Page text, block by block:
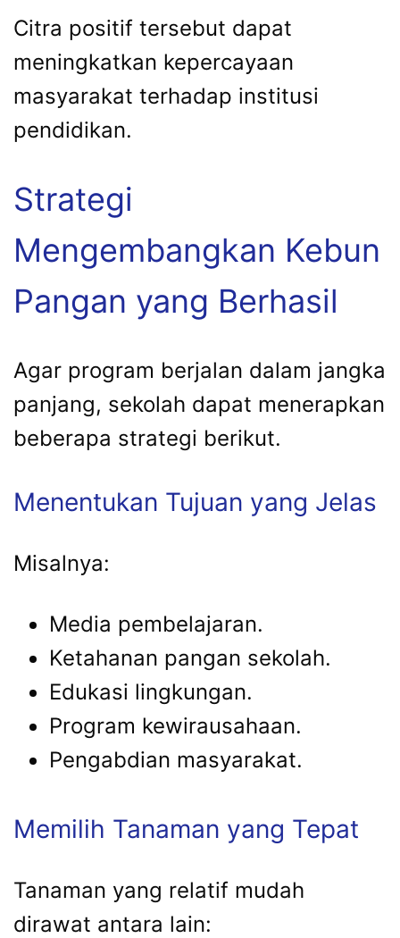
Citra positif tersebut dapat
meningkatkan kepercayaan
masyarakat terhadap institusi
pendidikan.
Strategi
Mengembangkan Kebun
Pangan yang Berhasil
Agar program berjalan dalam jangka
panjang, sekolah dapat menerapkan
beberapa strategi berikut.
Menentukan Tujuan yang Jelas
Misalnya:
Media pembelajaran.
Ketahanan pangan sekolah.
Edukasi lingkungan.
Program kewirausahaan.
Pengabdian masyarakat.
Memilih Tanaman yang Tepat
Tanaman yang relatif mudah
dirawat antara lain: